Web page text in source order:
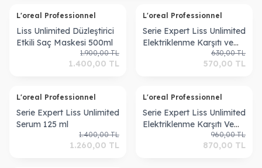
L'oreal Professionnel
Liss Unlimited Düzleştirici
Etkili Saç Maskesi 500ml
1.900,00TL
1.400,00 TL
L'oreal Professionnel
Serie Expert Liss Unlimited
Elektriklenme Karşıtı ve
Yumuşaklık Veren
Şampuan 300 ml
630,00TL
570,00 TL
L'oreal Professionnel
Serie Expert Liss Unlimited
Serum 125 ml
1.400,00TL
1.260,00 TL
L'oreal Professionnel
Serie Expert Liss Unlimited
Elektriklenme Karşıtı Ve
Yumuşaklık Veren
Şampuan 500 Ml
960,00TL
870,00 TL